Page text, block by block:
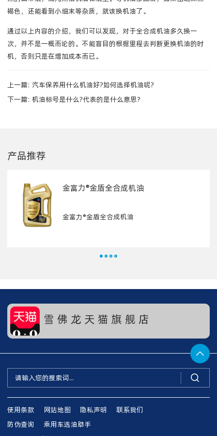
褐色，还能看到小细末等杂质，就该换机油了。
通过以上内容的介绍，我们可以发现，对于全合成机油多久换一
次，并不是一概而论的。不能盲目的根据里程去判断更换机油的时
机，否则只是在增加成本而已。
上一篇: 汽车保养用什么机油好?如何选择机油呢?
下一篇: 机油标号是什么?代表的是什么意思?
产品推荐
金富力®金盾全合成机油
金富力®金盾全合成机油
雪 佛 龙 天 猫 旗 舰 店


使用条款 网站地图 隐私声明
联系我们
防伪查询
乘用车选油助手